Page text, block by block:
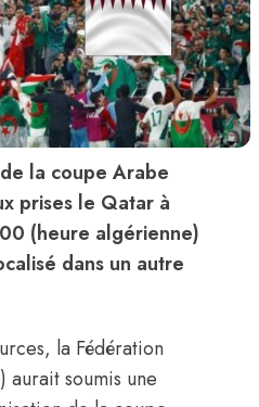
la coupe Arabe
prises le Qatar à
(heure algérienne)
dans un autre
la Fédération
aurait soumis une